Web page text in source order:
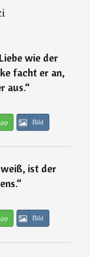
wie der
facht er an,
aus.“
Bild
ist der
“
Bild